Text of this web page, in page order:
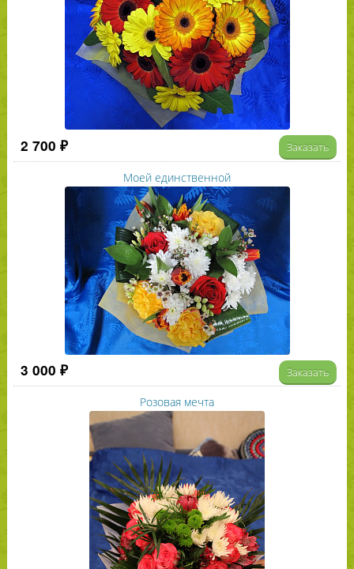
2 700 ₽ Заказать
Моей единственной
3 000 ₽ Заказать
Розовая мечта